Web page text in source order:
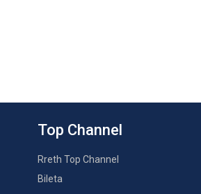
Top Channel
Rreth Top Channel
Bileta